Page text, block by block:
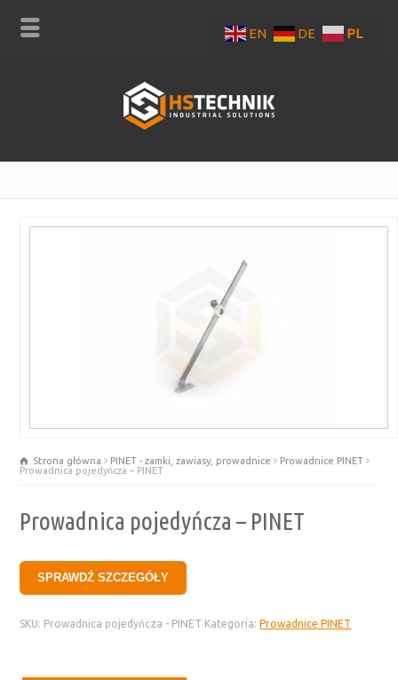
Strona główna PINET - zamki, zawiasy, prowadnice
Prowadnice PINET
Prowadnica pojedyńcza – PINET
Prowadnica pojedyńcza – PINET
SPRAWDŹ SZCZEGÓŁY
SKU: Prowadnica pojedyńcza - PINET Kategoria:Prowadnice PINET
EN DE PL